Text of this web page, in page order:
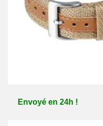
Envoyé en 24h !